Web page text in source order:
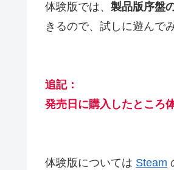
体験版では、 製品版序盤
きるので、試しに遊んで
追記：
発売日に購入したところ
体験版については Steam